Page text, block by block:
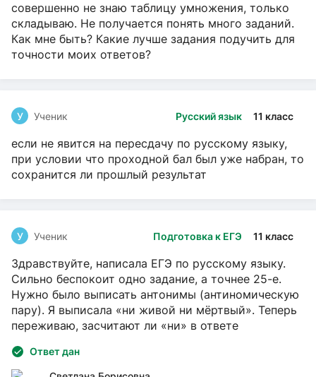
совершенно не знаю таблицу умножения, только
складываю. Не получается понять много заданий.
Как мне быть? Какие лучше задания подучить для
точности моих ответов?
Русский язык 11 класс
У Ученик
если не явится на пересдачу по русскому языку,
при условии что проходной бал был уже набран, то
сохранится ли прошлый результат
Подготовка к ЕГЭ 11 класс
У Ученик
Здравствуйте, написала ЕГЭ по русскому языку.
Сильно беспокоит одно задание, а точнее 25-е.
Нужно было выписать антонимы (антиномическую
пару). Я выписала «ни живой ни мёртвый». Теперь
переживаю, засчитают ли «ни» в ответе
Ответ дан